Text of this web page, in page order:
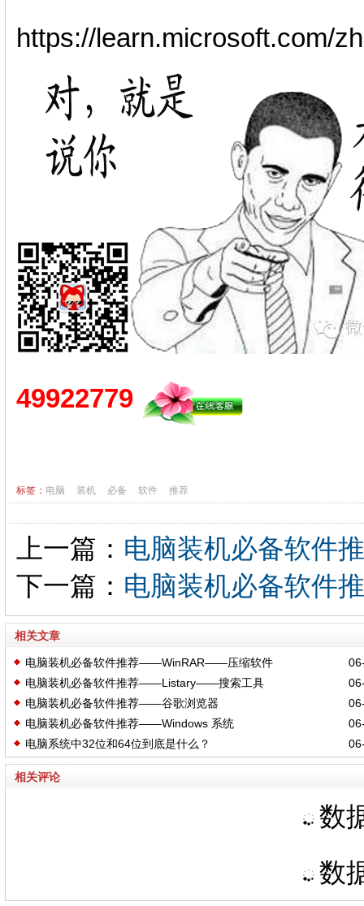
https://learn.microsoft.com/
49922779
标签： 电脑 装机 必备 软件 推荐
上一篇： 电脑装机必备软
下一篇： 电脑装机必备软
相关文章
电脑装机必备软件推荐——WinRAR——压缩软件
电脑装机必备软件推荐——Listary——搜索工具
电脑装机必备软件推荐——谷歌浏览器
电脑装机必备软件推荐——Windows 系统
电脑系统中32位和64位到底是什么？
相关评论
数
数